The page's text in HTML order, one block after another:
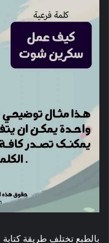
بالطبع تختلف طريقة